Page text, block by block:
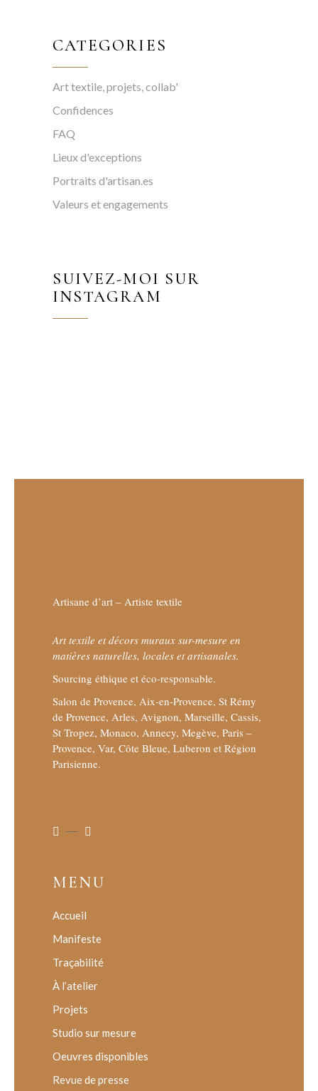
CATEGORIES
Art textile, projets, collab'
Confidences
FAQ
Lieux d'exceptions
Portraits d'artisan.es
Valeurs et engagements
SUIVEZ-MOI SUR
INSTAGRAM
Artisane d’art – Artiste textile
Art textile et décors muraux sur-mesure en
matières naturelles, locales et artisanales.
Sourcing éthique et éco-responsable.
Salon de Provence, Aix-en-Provence, St Rémy
de Provence, Arles, Avignon, Marseille, Cassis,
St Tropez, Monaco, Annecy, Megève, Paris –
Provence, Var, Côte Bleue, Luberon et Région
Parisienne.
MENU
Accueil
Manifeste
Traçabilité
À l’atelier
Projets
Studio sur mesure
Oeuvres disponibles
Revue de presse